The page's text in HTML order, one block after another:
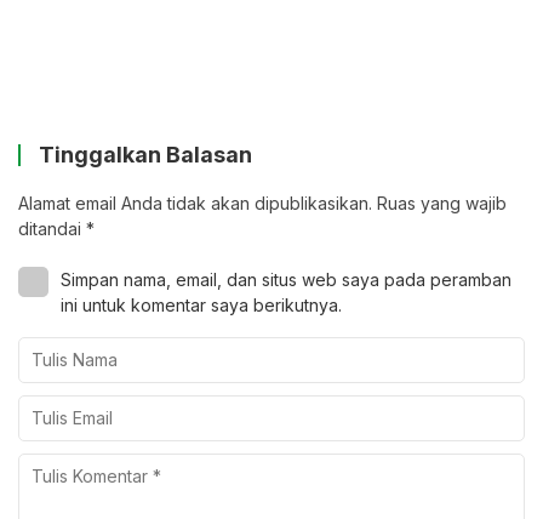
Tinggalkan Balasan
Alamat email Anda tidak akan dipublikasikan. Ruas yang wajib
ditandai *
Simpan nama, email, dan situs web saya pada peramban
ini untuk komentar saya berikutnya.